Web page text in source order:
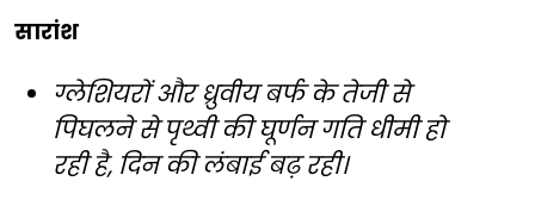
सारांश
ग्लेशियरों और ध्रुवीय बर्फ के तेजी से
पिघलने से पृथ्वी की घूर्णन गति धीमी हो
रही है, दिन की लंबाई बढ़ रही।